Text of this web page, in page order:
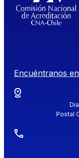
Encuéntranos en
Postal